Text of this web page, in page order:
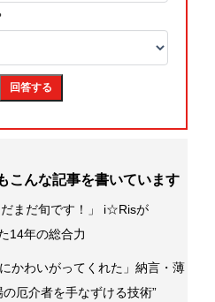
こんな記事を書いています
まだ旬です！」 i☆Risが
14年の総合力
かわいがってくれた」納言・薄
厄介者を手なずける技術”